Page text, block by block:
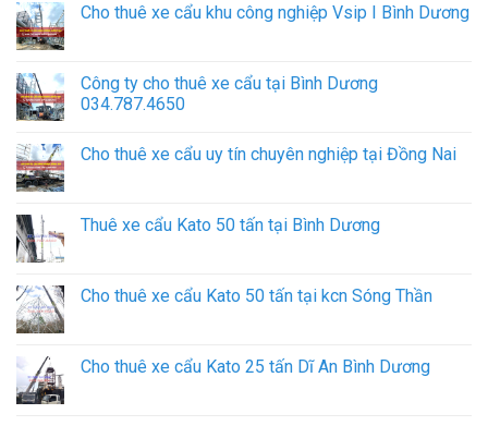
Cho thuê xe cẩu khu công nghiệp Vsip I Bình Dương
Công ty cho thuê xe cẩu tại Bình Dương
034.787.4650
Cho thuê xe cẩu uy tín chuyên nghiệp tại Đồng Nai
Thuê xe cẩu Kato 50 tấn tại Bình Dương
Cho thuê xe cẩu Kato 50 tấn tại kcn Sóng Thần
Cho thuê xe cẩu Kato 25 tấn Dĩ An Bình Dương